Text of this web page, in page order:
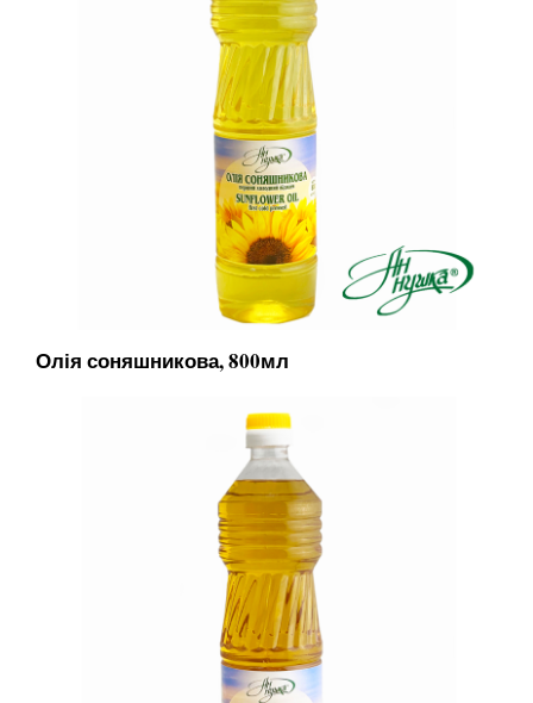
Олія соняшникова, 800мл